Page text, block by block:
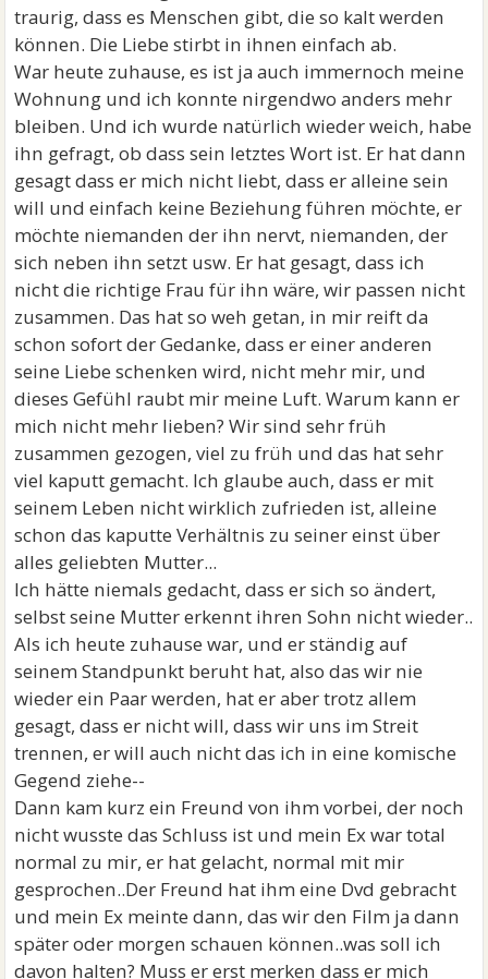
traurig, dass es Menschen gibt, die so kalt werden
können. Die Liebe stirbt in ihnen einfach ab.
War heute zuhause, es ist ja auch immernoch meine
Wohnung und ich konnte nirgendwo anders mehr
bleiben. Und ich wurde natürlich wieder weich, habe
ihn gefragt, ob dass sein letztes Wort ist. Er hat dann
gesagt dass er mich nicht liebt, dass er alleine sein
will und einfach keine Beziehung führen möchte, er
möchte niemanden der ihn nervt, niemanden, der
sich neben ihn setzt usw. Er hat gesagt, dass ich
nicht die richtige Frau für ihn wäre, wir passen nicht
zusammen. Das hat so weh getan, in mir reift da
schon sofort der Gedanke, dass er einer anderen
seine Liebe schenken wird, nicht mehr mir, und
dieses Gefühl raubt mir meine Luft. Warum kann er
mich nicht mehr lieben? Wir sind sehr früh
zusammen gezogen, viel zu früh und das hat sehr
viel kaputt gemacht. Ich glaube auch, dass er mit
seinem Leben nicht wirklich zufrieden ist, alleine
schon das kaputte Verhältnis zu seiner einst über
alles geliebten Mutter...
Ich hätte niemals gedacht, dass er sich so ändert,
selbst seine Mutter erkennt ihren Sohn nicht wieder..
Als ich heute zuhause war, und er ständig auf
seinem Standpunkt beruht hat, also das wir nie
wieder ein Paar werden, hat er aber trotz allem
gesagt, dass er nicht will, dass wir uns im Streit
trennen, er will auch nicht das ich in eine komische
Gegend ziehe--
Dann kam kurz ein Freund von ihm vorbei, der noch
nicht wusste das Schluss ist und mein Ex war total
normal zu mir, er hat gelacht, normal mit mir
gesprochen..Der Freund hat ihm eine Dvd gebracht
und mein Ex meinte dann, das wir den Film ja dann
später oder morgen schauen können..was soll ich
davon halten? Muss er erst merken dass er mich